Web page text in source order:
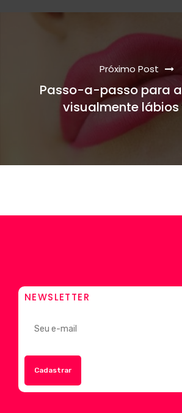
Próximo Post
Passo-a-passo para
visualmente lábios
NEWSLETTER